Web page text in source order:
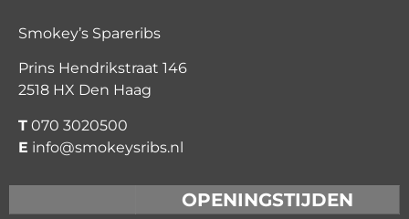
Smokey’s Spareribs
Prins Hendrikstraat 146
2518 HX Den Haag
T 070 3020500
E info@smokeysribs.nl
OPENINGSTIJDEN